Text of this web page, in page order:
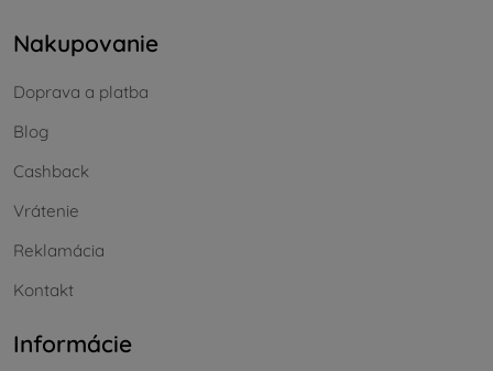
Nakupovanie
Doprava a platba
Blog
Cashback
Vrátenie
Reklamácia
Kontakt
Informácie